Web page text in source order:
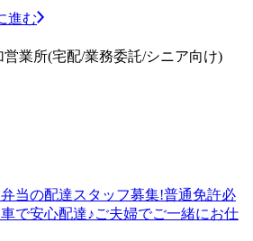
進む
業所(宅配/業務委託/シニア向け)
弁当の配達スタッフ募集!普通免許必
で安心配達♪ご夫婦でご一緒にお仕